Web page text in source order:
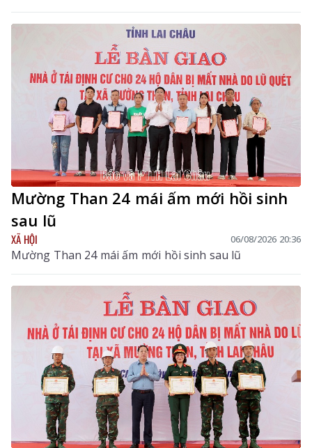
Đồng chí Bùi Tiến Thanh – Tỉnh ủy viên, Giám đốc Sở
Y tế, Phó Trưởng Ban chỉ đạo tỉnh chủ trì hội nghị. Dự
hội nghị còn có các đồng chí thành viên Ban Chỉ đạo
Mường Than 24 mái ấm mới hồi sinh
sau lũ
XÃ HỘI 06/08/2026 20:36
Mường Than 24 mái ấm mới hồi sinh sau lũ